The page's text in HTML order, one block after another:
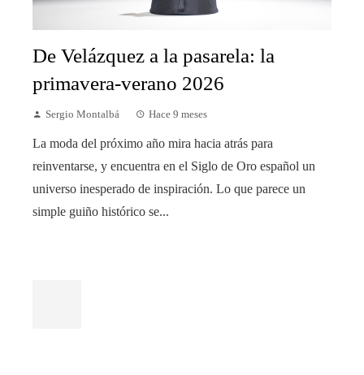
De Velázquez a la pasarela: la
primavera-verano 2026
Sergio Montalbá Hace 9 meses
La moda del próximo año mira hacia atrás para
reinventarse, y encuentra en el Siglo de Oro español un
universo inesperado de inspiración. Lo que parece un
simple guiño histórico se...